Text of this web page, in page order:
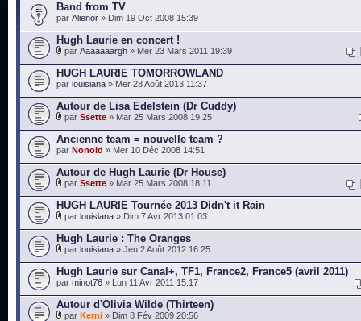
Band from TV
par Alienor » Dim 19 Oct 2008 15:39
Hugh Laurie en concert !
par Aaaaaaargh » Mer 23 Mars 2011 19:39
HUGH LAURIE TOMORROWLAND
par louisiana » Mer 28 Août 2013 11:37
Autour de Lisa Edelstein (Dr Cuddy)
par Ssette » Mar 25 Mars 2008 19:25
Ancienne team = nouvelle team ?
par Nonold » Mer 10 Déc 2008 14:51
Autour de Hugh Laurie (Dr House)
par Ssette » Mar 25 Mars 2008 18:11
HUGH LAURIE Tournée 2013 Didn't it Rain
par louisiana » Dim 7 Avr 2013 01:03
Hugh Laurie : The Oranges
par louisiana » Jeu 2 Août 2012 16:25
Hugh Laurie sur Canal+, TF1, France2, France5 (avril 2011)
par minot76 » Lun 11 Avr 2011 15:17
Autour d'Olivia Wilde (Thirteen)
par Kerni » Dim 8 Fév 2009 20:56